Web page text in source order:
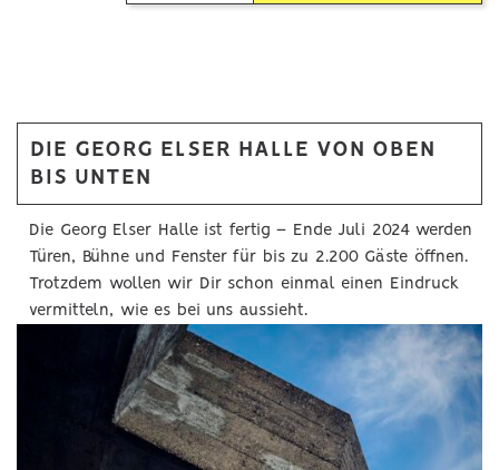
DIE GEORG ELSER HALLE VON OBEN
BIS UNTEN
Die Georg Elser Halle ist fertig – Ende Juli 2024 werden
Türen, Bühne und Fenster für bis zu 2.200 Gäste öffnen.
Trotzdem wollen wir Dir schon einmal einen Eindruck
vermitteln, wie es bei uns aussieht.